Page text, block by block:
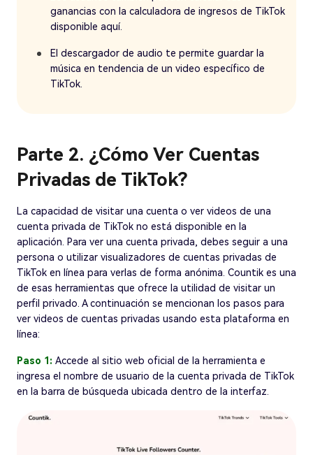
ganancias con la calculadora de ingresos de TikTok
disponible aquí.
El descargador de audio te permite guardar la
música en tendencia de un video específico de
TikTok.
Parte 2. ¿Cómo Ver Cuentas
Privadas de TikTok?
La capacidad de visitar una cuenta o ver videos de una
cuenta privada de TikTok no está disponible en la
aplicación. Para ver una cuenta privada, debes seguir a una
persona o utilizar visualizadores de cuentas privadas de
TikTok en línea para verlas de forma anónima. Countik es una
de esas herramientas que ofrece la utilidad de visitar un
perfil privado. A continuación se mencionan los pasos para
ver videos de cuentas privadas usando esta plataforma en
línea:
Paso 1: Accede al sitio web oficial de la herramienta e
ingresa el nombre de usuario de la cuenta privada de TikTok
en la barra de búsqueda ubicada dentro de la interfaz.